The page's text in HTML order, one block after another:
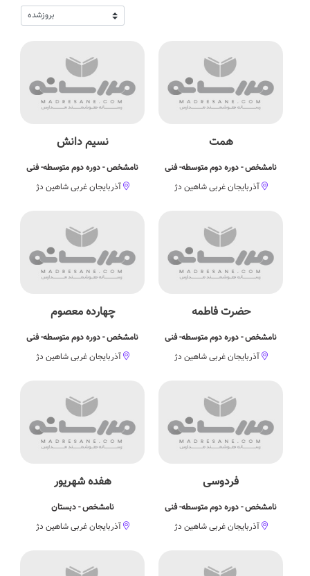
همت
نامشخص - دوره دوم متوسطه- فنی
آذربایجان غربی شاهین دژ
نسیم دانش
نامشخص - دوره دوم متوسطه- فنی
آذربایجان غربی شاهین دژ
حضرت فاطمه
نامشخص - دوره دوم متوسطه- فنی
آذربایجان غربی شاهین دژ
چهارده معصوم
نامشخص - دوره دوم متوسطه- فنی
آذربایجان غربی شاهین دژ
فردوسی
نامشخص - دوره دوم متوسطه- فنی
آذربایجان غربی شاهین دژ
هفده شهریور
نامشخص - دبستان
آذربایجان غربی شاهین دژ